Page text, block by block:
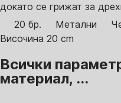
докато се грижат за
20 бр.
Метални
Височина 20 cm
Всички
материал, ...